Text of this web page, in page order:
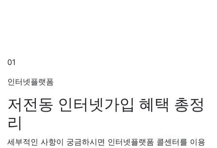
01
인터넷플랫폼
저전동 인터넷가입 혜택 총정
리
세부적인 사항이 궁금하시면 인터넷플랫폼 콜센터를 이용